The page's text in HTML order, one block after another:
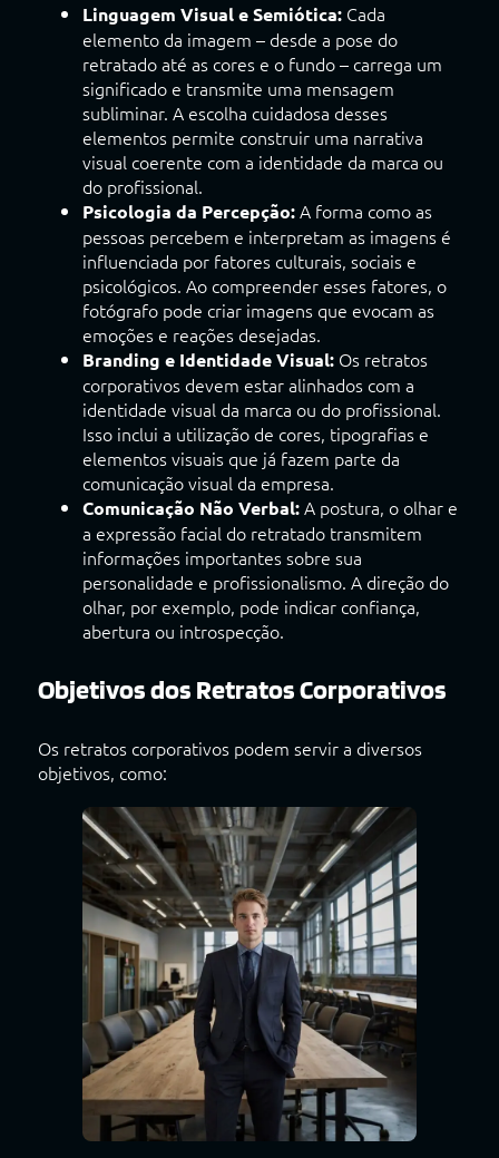
Linguagem Visual e Semiótica:Cada
elemento da imagem – desde a pose do
retratado até as cores e o fundo – carrega um
significado e transmite uma mensagem
subliminar. A escolha cuidadosa desses
elementos permite construir uma narrativa
visual coerente com a identidade da marca ou
do profissional.
Psicologia da Percepção:A forma como as
pessoas percebem e interpretam as imagens é
influenciada por fatores culturais, sociais e
psicológicos. Ao compreender esses fatores, o
fotógrafo pode criar imagens que evocam as
emoções e reações desejadas.
Branding e Identidade Visual:Os retratos
corporativos devem estar alinhados com a
identidade visual da marca ou do profissional.
Isso inclui a utilização de cores, tipografias e
elementos visuais que já fazem parte da
comunicação visual da empresa.
Comunicação Não Verbal:A postura, o olhar e
a expressão facial do retratado transmitem
informações importantes sobre sua
personalidade e profissionalismo. A direção do
olhar, por exemplo, pode indicar confiança,
abertura ou introspecção.
Objetivos dos Retratos Corporativos
Os retratos corporativos podem servir a diversos
objetivos, como: